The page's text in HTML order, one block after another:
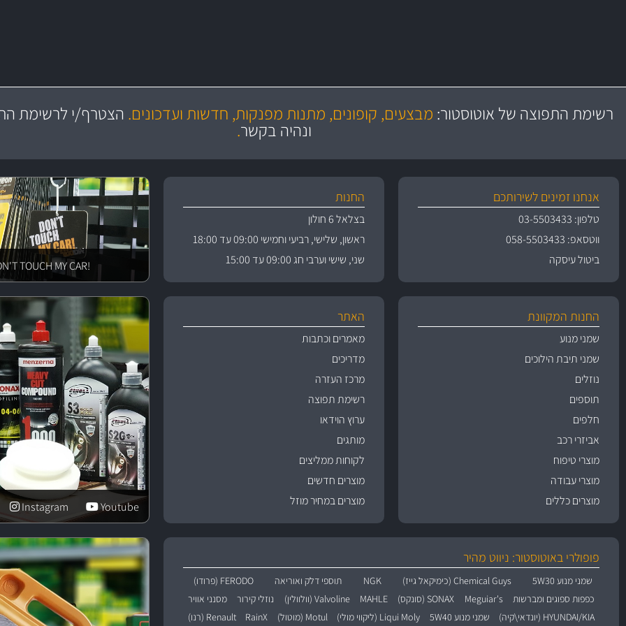
משלוח מהיר
באמצעות צ'יטה
משלוחים
במחיר
יותר מ- 500 מסנני שמן, אוויר, דלק וקבינה
מחלקת המסננים שלנו עשירה וכוללת מסננים מקוריים ומסננים של MANN ו- MAHLE
גרמניה
יותר מ- 400 מוצרי טיפוח לרכב
בקרו במחלקת מוצרי
מקצועיות
ושירות מצויין רשימת התפוצה של אוטוסטור: מבצעים, קופונים, מתנות מפנקות, חדשות ועדכונים. הצטרף/י לרשימת
ונהיה בקשר.
אנחנו זמינים לשירותכם
טלפון: 03-5503433
ווטסאפ: 058-5503433
ביטול עיסקה
החנות
בצלאל 6 חולון
ראשון, שלישי, רביעי וחמישי 09:00 עד 18:00
שני, שישי וערבי חג 09:00 עד 15:00
!DON'T TOUCH MY CAR
החנות המקוונת
שמני מנוע
שמני תיבת הילוכים
נוזלים
תוספים
חלפים
אביזרי רכב
מוצרי טיפוח
מוצרי עבודה
מוצרים כללים
האתר
מאמרים וכתבות
מדריכים
מרכז העזרה
רשימת תפוצה
ערוץ הוידאו
מותגים
לקוחות ממליצים
מוצרים חדשים
מוצרים במחיר מוזל
Youtube
Instagram
פופולרי באוטוסטור: ניווט מהיר
שמני מנוע 5W30 Chemical Guys (כימיקאל גייז) NGK תוספי דלק ואוריאה
FERODO (פרודו)
כפפות ספוגים ומברשות
Meguiar's SONAX (סונקס) MAHLE Valvoline (וולוולין) נוזלי קירור
מסנני אוויר
HYUNDAI/KIA (יונדאי\קיה)
שמני מנוע 5W40 Liqui Moly (ליקווי מולי) Motul (מוטול) RainX Renault (רנו)